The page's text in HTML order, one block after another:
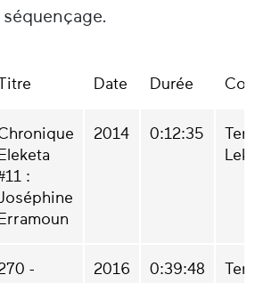
séquençage.
Date Durée
:
2014 0:12:35
-
2016 0:39:48